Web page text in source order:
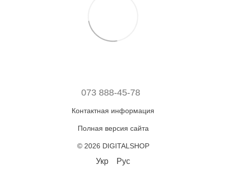
073 888-45-78
Контактная информация
Полная версия сайта
© 2026 DIGITALSHOP
Укр Рус